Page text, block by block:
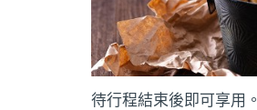
待行程結束後即可享用。